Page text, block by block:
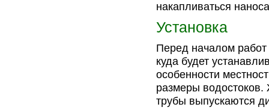
накапливаться
Установка
Перед началом работ
куда будет
особенности
размеры
трубы выпускаются